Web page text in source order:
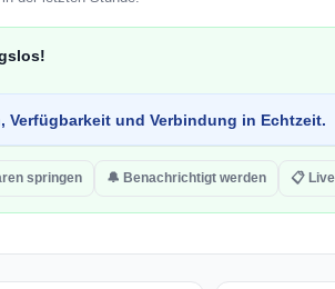
Verfügbarkeit und Verbindung in Echtzeit.
springen 🔔 Benachrichtigt werden 📋